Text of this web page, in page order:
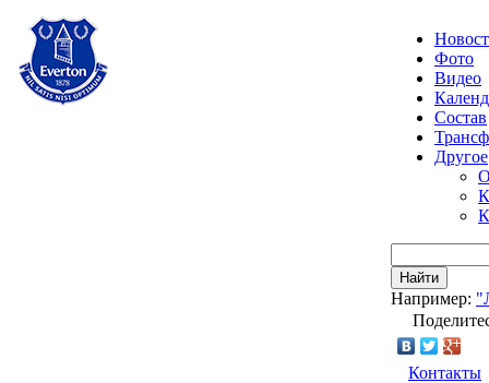
Фото
Видео
Состав
Другое
Найти
Например:
Контакты